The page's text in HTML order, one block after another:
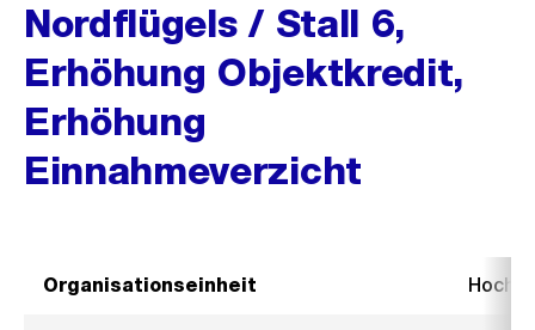
Nordflügels / Stall 6,
Erhöhung Objektkredit,
Erhöhung
Einnahmeverzicht
Organisationseinheit